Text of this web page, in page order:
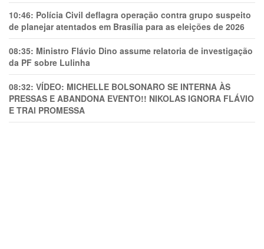
10:46: Polícia Civil deflagra operação contra grupo suspeito
de planejar atentados em Brasília para as eleições de 2026
08:35: Ministro Flávio Dino assume relatoria de investigação
da PF sobre Lulinha
08:32: VÍDEO: MICHELLE BOLSONARO SE INTERNA ÀS
PRESSAS E ABANDONA EVENTO!! NIKOLAS IGNORA FLÁVIO
E TRAl PROMESSA